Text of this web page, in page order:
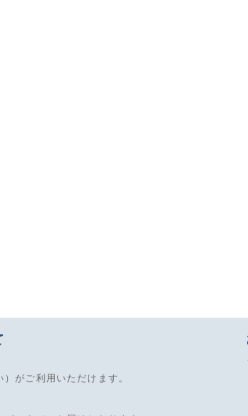
がご利用いただけます。